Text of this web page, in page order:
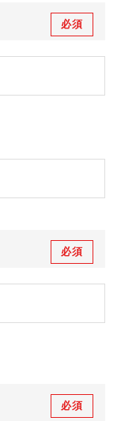
必須
必須
必須